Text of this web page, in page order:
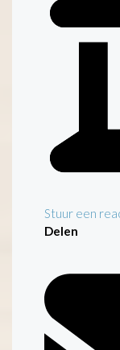
Stuur een
Delen